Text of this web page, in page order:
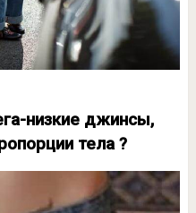
низкие джинсы,
тела ?